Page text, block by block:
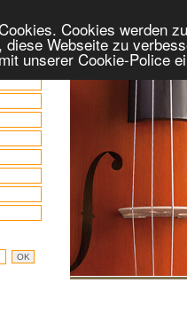
Cookies werden
Webseite zu
unserer Cookie-Police